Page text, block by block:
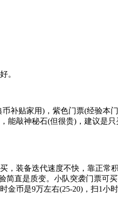
。
补贴家用)，紫色门票(经验本
敲神秘石(但很贵)，建议是
，装备迭代速度不快，靠正常
直是质变。小队突袭门票可
币是9万左右(25-20)，扫1小